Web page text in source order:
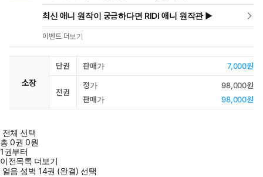
최신 애니 원작이 궁금하다면 RIDI 애니 원작관 ▶
이벤트 더보기
소장
단권 판매가 7,000원
전권
정가
98,000원
판매가
98,000원
전체 선택
총0권 0원
1권부터
이전목록 더보기
얼음 성벽 14권 (완결) 선택